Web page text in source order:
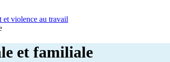
violence au travail
et familiale